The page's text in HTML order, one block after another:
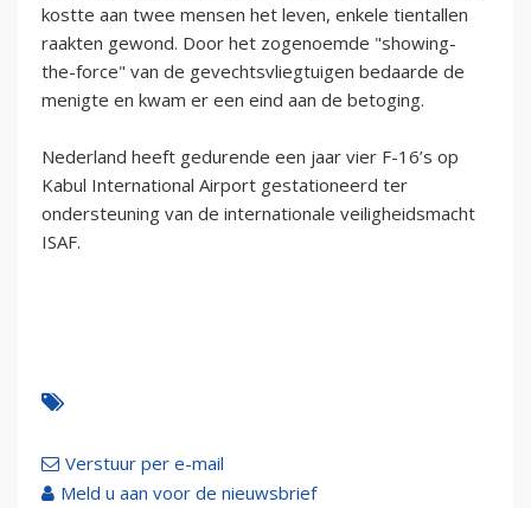
kostte aan twee mensen het leven, enkele tientallen
raakten gewond. Door het zogenoemde "showing-
the-force" van de gevechtsvliegtuigen bedaarde de
menigte en kwam er een eind aan de betoging.
Nederland heeft gedurende een jaar vier F-16’s op
Kabul International Airport gestationeerd ter
ondersteuning van de internationale veiligheidsmacht
ISAF.
Verstuur per e-mail
Meld u aan voor de nieuwsbrief